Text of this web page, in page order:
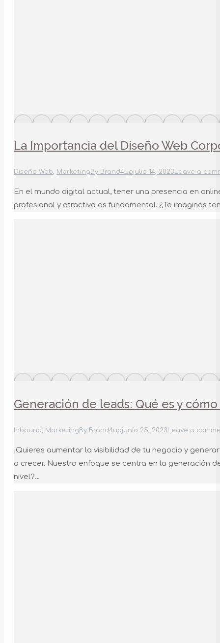
La Importancia del Diseño Web
Diseño Web, Marketing By Brand4upjulio 14, 2023 Leave a
En el mundo digital actual, tener una presencia en
profesional y atractivo es fundamental. ¿Te imaginas
Generación de leads: Qué es y
Inbound, Marketing By Brand4upjunio 25, 2023 Leave a
¡Quieres aumentar la visibilidad de tu negocio y
a crecer. Nuestro enfoque se centra en la generación
nivel?…